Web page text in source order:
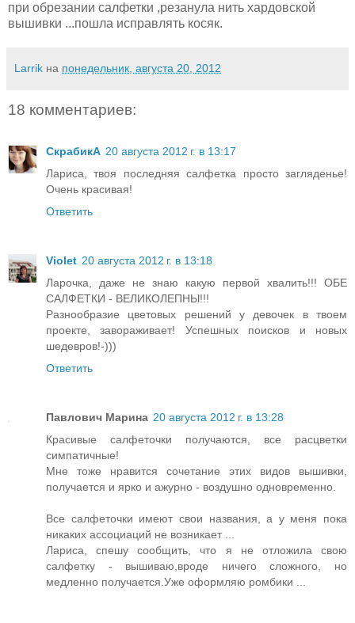
при обрезании салфетки ,резанула нить хардовской
вышивки ...пошла исправлять косяк.
Larrik на понедельник, августа 20, 2012
18 комментариев:
СкрабикА 20 августа 2012 г. в 13:17
Лариса, твоя последняя салфетка просто загляденье!
Очень красивая!
Ответить
Violet 20 августа 2012 г. в 13:18
Ларочка, даже не знаю какую первой хвалить!!! ОБЕ
САЛФЕТКИ - ВЕЛИКОЛЕПНЫ!!!
Разнообразие цветовых решений у девочек в твоем
проекте, завораживает! Успешных поисков и новых
шедевров!-)))
Ответить
Павлович Марина 20 августа 2012 г. в 13:28
Красивые салфеточки получаются, все расцветки
симпатичные!
Мне тоже нравится сочетание этих видов вышивки,
получается и ярко и ажурно - воздушно одновременно.
Все салфеточки имеют свои названия, а у меня пока
никаких ассоциаций не возникает ...
Лариса, спешу сообщить, что я не отложила свою
салфетку - вышиваю,вроде ничего сложного, но
медленно получается.Уже оформляю ромбики ...